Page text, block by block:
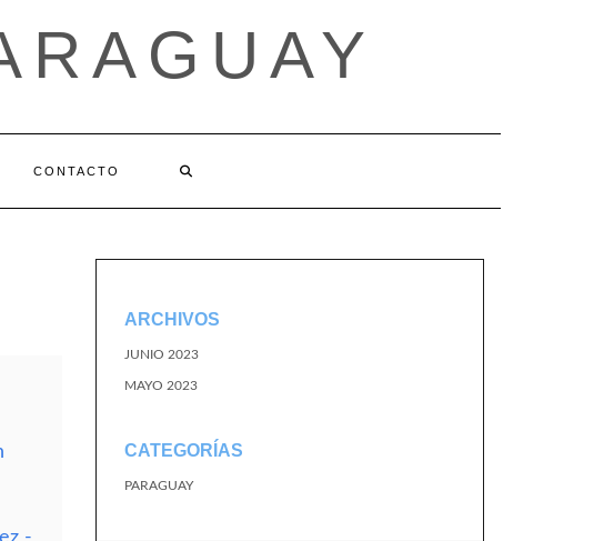
CONTACTO
-
ARCHIVOS
JUNIO 2023
MAYO 2023
CATEGORÍAS
PARAGUAY